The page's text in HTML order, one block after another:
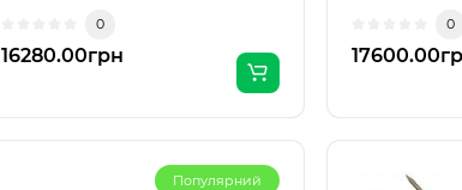
температу..
0
16280.00грн
0
Популярний